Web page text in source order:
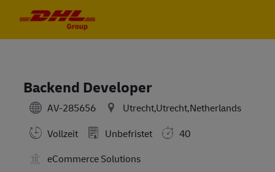
Backend Developer
AV-285656
Utrecht,Utrecht,Netherlands
Vollzeit
Unbefristet
40
eCommerce Solutions